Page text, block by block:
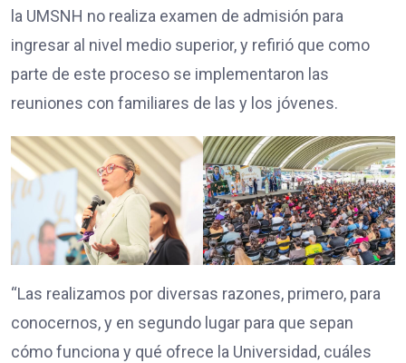
la UMSNH no realiza examen de admisión para
ingresar al nivel medio superior, y refirió que como
parte de este proceso se implementaron las
reuniones con familiares de las y los jóvenes.
“Las realizamos por diversas razones, primero, para
conocernos, y en segundo lugar para que sepan
cómo funciona y qué ofrece la Universidad, cuáles